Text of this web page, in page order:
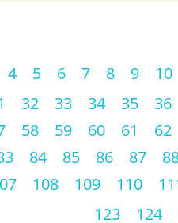
4 5 6 7 8 9 10
32 33 34 35 36
58 59 60 61 62
84 85 86 87
108 109 110
123
124